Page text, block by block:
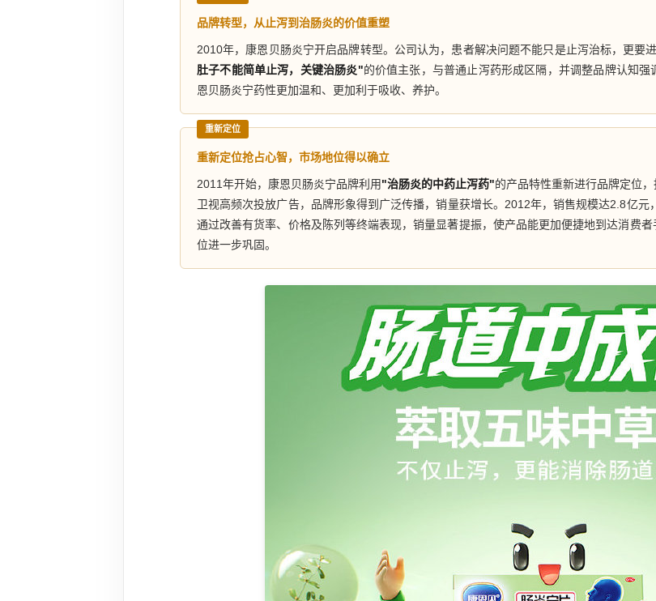
品牌转型，从止泻到治肠炎的价值重塑
2010年，康恩贝肠炎宁开启品牌转型。公司认为，患者解决问题不能只是止泻治标，更要
肚子不能简单止泻，关键治肠炎"的价值主张，与普通止泻药形成区隔，并调整品牌认知
恩贝肠炎宁药性更加温和、更加利于吸收、养护。
重新定位
重新定位抢占心智，市场地位得以确立
2011年开始，康恩贝肠炎宁品牌利用"治肠炎的中药止泻药"的产品特性重新进行品牌定位
卫视高频次投放广告，品牌形象得到广泛传播，销量获增长。2012年，销售规模达2.8亿元
通过改善有货率、价格及陈列等终端表现，销量显著提振，使产品能更加便捷地到达消费
位进一步巩固。